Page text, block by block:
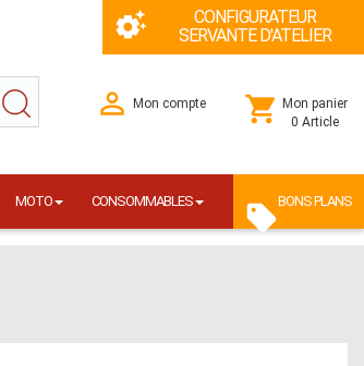
CONFIGURATEUR
SERVANTE D'ATELIER
Mon compte
Mon panier
0 Article
MOTO CONSOMMABLES BONS PLANS